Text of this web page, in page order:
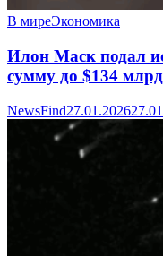
В миреЭкономика
Илон Маск подал
сумму до $134 млрд
NewsFind27.01.2026